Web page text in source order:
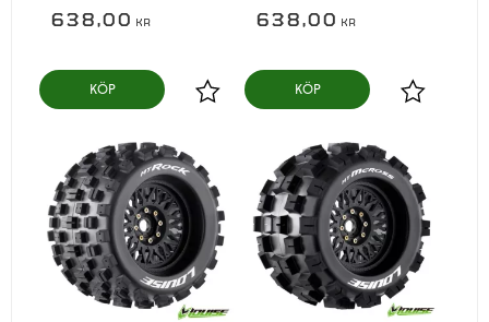
638,00 KR
Lägg till i favoriter
KÖP
638,00 KR
Lägg till i
KÖP